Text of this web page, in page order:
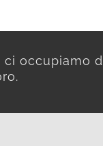
ci occupiamo